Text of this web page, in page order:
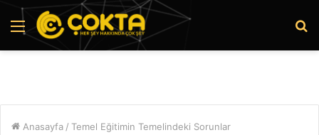
Menü
Anasayfa / Temel Eğitimin Temelindeki Sorunlar